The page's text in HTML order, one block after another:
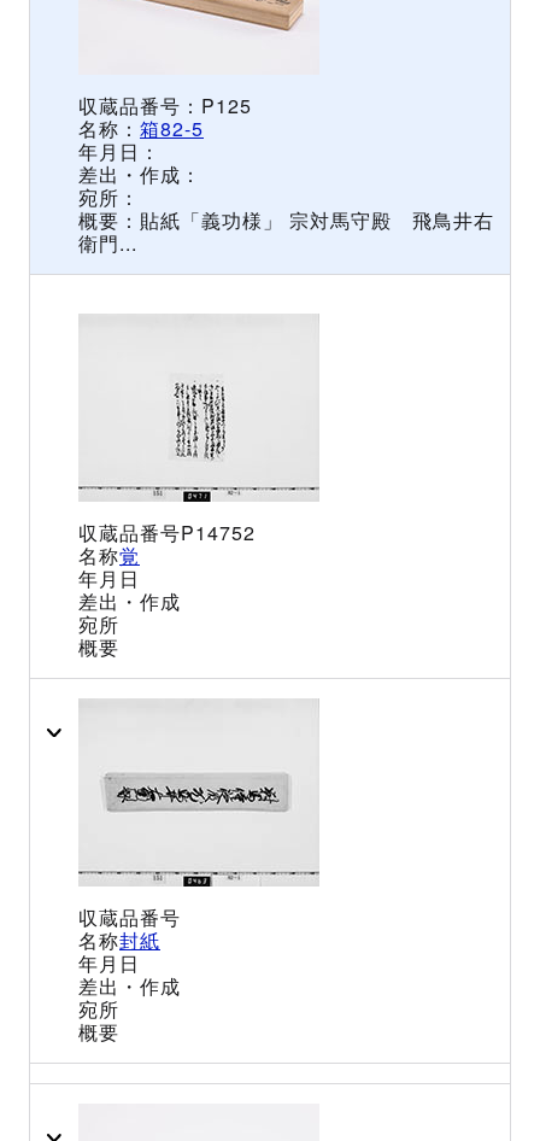
P125
箱82-5
貼紙「義功様」 宗対馬守殿 飛鳥井右
衛門...
P14752
覚
封紙